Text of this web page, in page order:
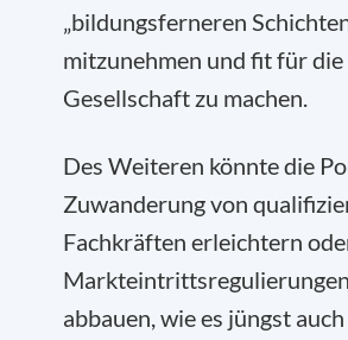
„bildungsferneren
mitzunehmen und fit für
Gesellschaft zu machen.
Des Weiteren könnte die
Zuwanderung von
Fachkräften erleichtern
Markteintrittsregulierungen
abbauen, wie es jüngst